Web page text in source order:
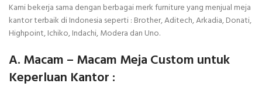
Kami bekerja sama dengan berbagai merk furniture yang menjual meja
kantor terbaik di Indonesia seperti : Brother, Aditech, Arkadia, Donati,
Highpoint, Ichiko, Indachi, Modera dan Uno.
A. Macam – Macam Meja Custom untuk
Keperluan Kantor :